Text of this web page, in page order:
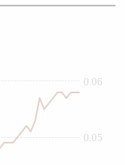
0.05
0.06